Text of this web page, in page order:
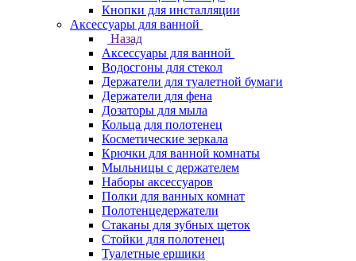
Кнопки для инсталляции
Аксессуары для ванной
Назад
Аксессуары для ванной
Водосгоны для стекол
Держатели для туалетной бумаги
Держатели для фена
Дозаторы для мыла
Кольца для полотенец
Косметические зеркала
Крючки для ванной комнаты
Мыльницы с держателем
Наборы аксессуаров
Полки для ванных комнат
Полотенцедержатели
Стаканы для зубных щеток
Стойки для полотенец
Туалетные ершики